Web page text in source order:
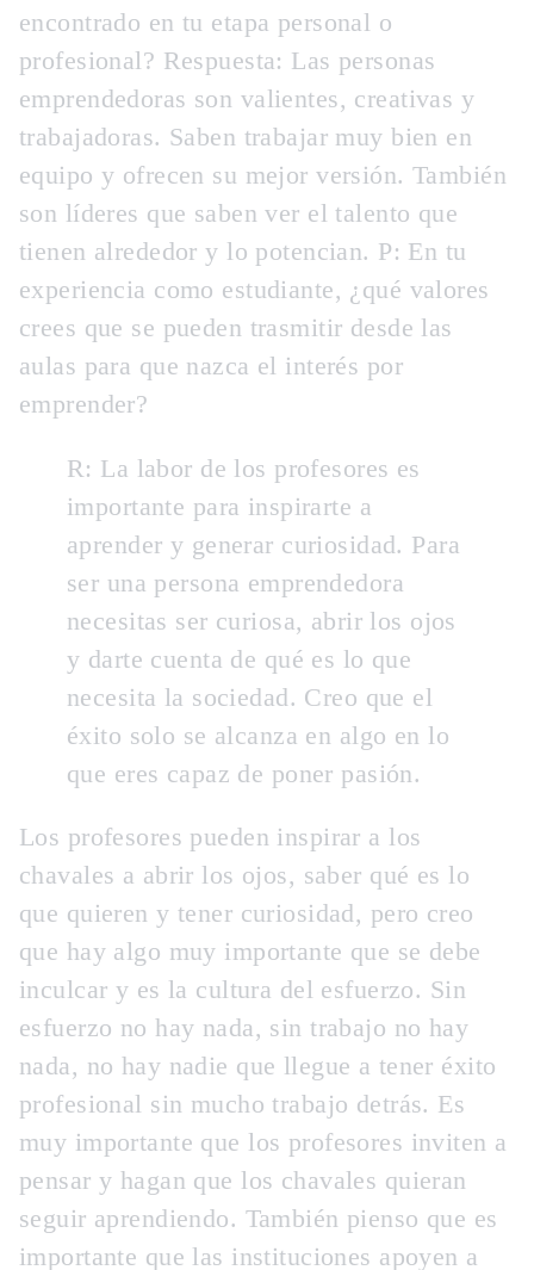
encontrado en tu etapa personal o
profesional? Respuesta: Las personas
emprendedoras son valientes, creativas y
trabajadoras. Saben trabajar muy bien en
equipo y ofrecen su mejor versión. También
son líderes que saben ver el talento que
tienen alrededor y lo potencian. P: En tu
experiencia como estudiante, ¿qué valores
crees que se pueden trasmitir desde las
aulas para que nazca el interés por
emprender?
R: La labor de los profesores es
importante para inspirarte a
aprender y generar curiosidad. Para
ser una persona emprendedora
necesitas ser curiosa, abrir los ojos
y darte cuenta de qué es lo que
necesita la sociedad. Creo que el
éxito solo se alcanza en algo en lo
que eres capaz de poner pasión.
Los profesores pueden inspirar a los
chavales a abrir los ojos, saber qué es lo
que quieren y tener curiosidad, pero creo
que hay algo muy importante que se debe
inculcar y es la cultura del esfuerzo. Sin
esfuerzo no hay nada, sin trabajo no hay
nada, no hay nadie que llegue a tener éxito
profesional sin mucho trabajo detrás. Es
muy importante que los profesores inviten a
pensar y hagan que los chavales quieran
seguir aprendiendo. También pienso que es
importante que las instituciones apoyen a